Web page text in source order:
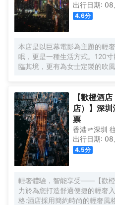
出行日期: 08
4.6分
本店是以巨幕電影為主題的輕
眠，更是一種生活方式。120
臨其境，更有為女士定製的吹
【歡橙酒
店）】深
票
香港 深圳
出行日期: 08
4.5分
輕奢體驗，智能享受——【歡
力於為您打造舒適便捷的輕奢
格:酒店採用簡約時尚的輕奢風